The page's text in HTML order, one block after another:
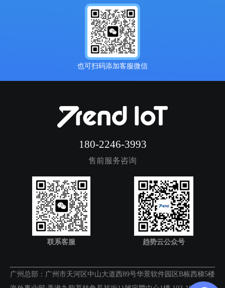
也可扫码添加客服微信
180-2246-3993
售前服务咨询
联系客服 趋势云公众号
广州总部：广州市天河区中山大道西89号华景软件园区B栋西梯5楼